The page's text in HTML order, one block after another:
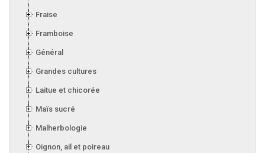
Fraise
Framboise
Général
Grandes cultures
Laitue et chicorée
Maïs sucré
Malherbologie
Oignon, ail et poireau